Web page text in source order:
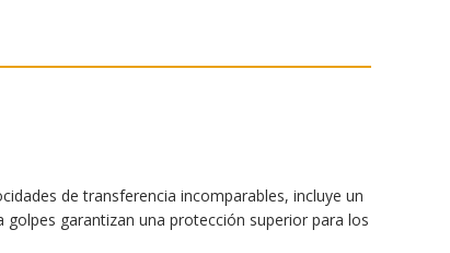
de transferencia incomparables, incluye un
garantizan una protección superior para los